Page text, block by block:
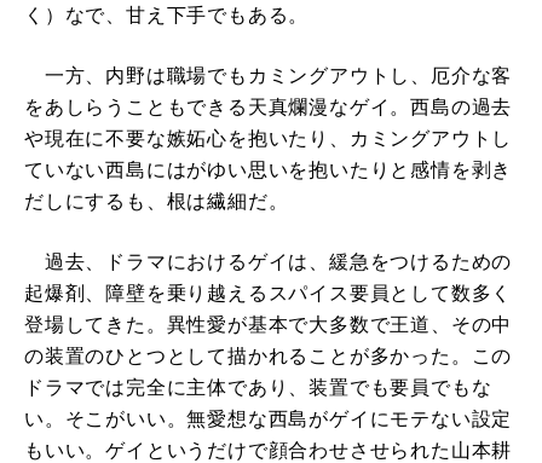
く）なで、甘え下手でもある。
一方、内野は職場でもカミングアウトし、厄介な客
をあしらうこともできる天真爛漫なゲイ。西島の過去
や現在に不要な嫉妬心を抱いたり、カミングアウトし
ていない西島にはがゆい思いを抱いたりと感情を剥き
だしにするも、根は繊細だ。
過去、ドラマにおけるゲイは、緩急をつけるための
起爆剤、障壁を乗り越えるスパイス要員として数多く
登場してきた。異性愛が基本で大多数で王道、その中
の装置のひとつとして描かれることが多かった。この
ドラマでは完全に主体であり、装置でも要員でもな
い。そこがいい。無愛想な西島がゲイにモテない設定
もいい。ゲイというだけで顔合わせさせられた山本耕